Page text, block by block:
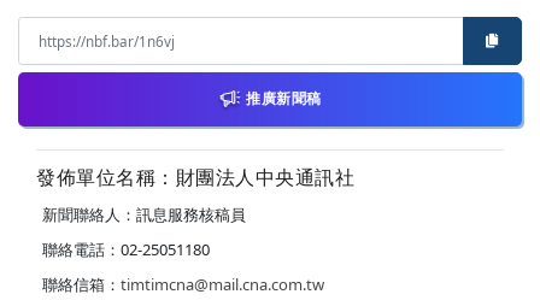
推廣新聞稿
發佈單位名稱：財團法人中央通訊社
新聞聯絡人：訊息服務核稿員
聯絡電話：02-25051180
聯絡信箱： timtimcna@mail.cna.com.tw